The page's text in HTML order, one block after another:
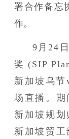
署合作备忘
作。
9月24
奖 (SIP
新加坡乌
场直播。
新加坡规
新加坡贸